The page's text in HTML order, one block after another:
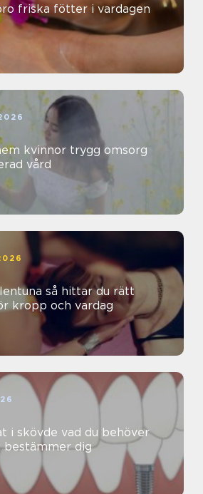
Fotvård Örebro friska fötter i vardagen
trygg omsorg
vård
hittar du rätt
kropp och vardag
vad du behöver
bestämmer dig